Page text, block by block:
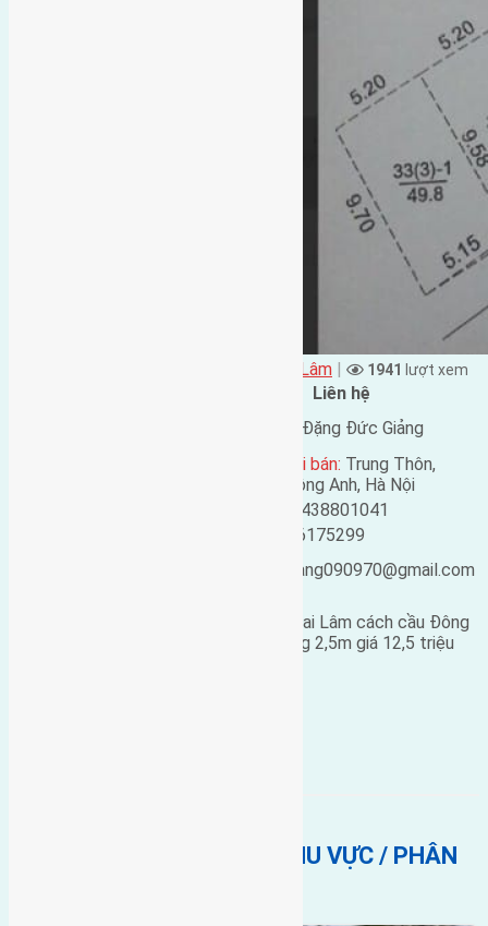
Xã Mai Lâm | 1941 lượt xem
Liên hệ
Đặng Đức Giảng
Địa chỉ người bán: Trung Thôn,
Đông Hội, Đông Anh, Hà Nội
0438801041
0916175299
ducgiang090970@gmail.com
Cần bán 3 lô 50m2 (5×10) đất Lê Xá Mai Lâm cách cầu Đông
Trù 800m hướng Đông Nam đường rộng 2,5m giá 12,5 triệu
BẤT ĐỘNG SẢN CÙNG KHU VỰC / PHÂN